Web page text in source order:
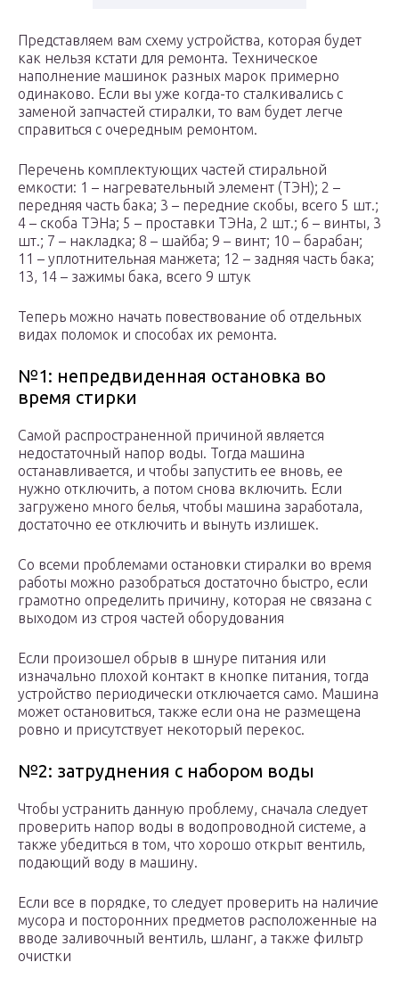
Представляем вам схему устройства, которая будет
как нельзя кстати для ремонта. Техническое
наполнение машинок разных марок примерно
одинаково. Если вы уже когда-то сталкивались с
заменой запчастей стиралки, то вам будет легче
справиться с очередным ремонтом.
Перечень комплектующих частей стиральной
емкости: 1 – нагревательный элемент (ТЭН); 2 –
передняя часть бака; 3 – передние скобы, всего 5 шт.;
4 – скоба ТЭНа; 5 – проставки ТЭНа, 2 шт.; 6 – винты, 3
шт.; 7 – накладка; 8 – шайба; 9 – винт; 10 – барабан;
11 – уплотнительная манжета; 12 – задняя часть бака;
13, 14 – зажимы бака, всего 9 штук
Теперь можно начать повествование об отдельных
видах поломок и способах их ремонта.
№1: непредвиденная остановка во
время стирки
Самой распространенной причиной является
недостаточный напор воды. Тогда машина
останавливается, и чтобы запустить ее вновь, ее
нужно отключить, а потом снова включить. Если
загружено много белья, чтобы машина заработала,
достаточно ее отключить и вынуть излишек.
Со всеми проблемами остановки стиралки во время
работы можно разобраться достаточно быстро, если
грамотно определить причину, которая не связана с
выходом из строя частей оборудования
Если произошел обрыв в шнуре питания или
изначально плохой контакт в кнопке питания, тогда
устройство периодически отключается само. Машина
может остановиться, также если она не размещена
ровно и присутствует некоторый перекос.
№2: затруднения с набором воды
Чтобы устранить данную проблему, сначала следует
проверить напор воды в водопроводной системе, а
также убедиться в том, что хорошо открыт вентиль,
подающий воду в машину.
Если все в порядке, то следует проверить на наличие
мусора и посторонних предметов расположенные на
вводе заливочный вентиль, шланг, а также фильтр
очистки